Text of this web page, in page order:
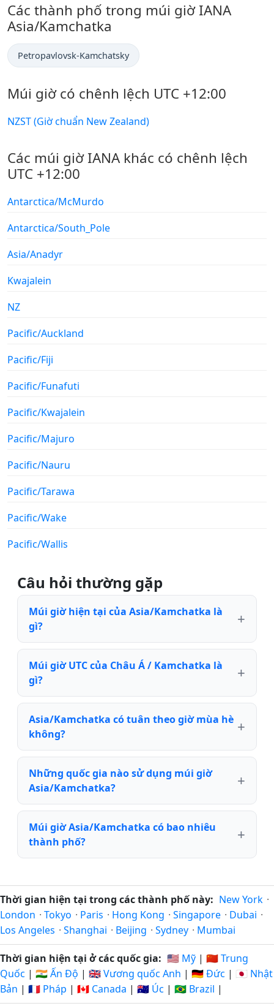
Các thành phố trong múi giờ IANA
Asia/Kamchatka
Petropavlovsk-Kamchatsky
Múi giờ có chênh lệch UTC +12:00
NZST (Giờ chuẩn New Zealand)
Các múi giờ IANA khác có chênh lệch
UTC +12:00
Antarctica/McMurdo
Antarctica/South_Pole
Asia/Anadyr
Kwajalein
NZ
Pacific/Auckland
Pacific/Fiji
Pacific/Funafuti
Pacific/Kwajalein
Pacific/Majuro
Pacific/Nauru
Pacific/Tarawa
Pacific/Wake
Pacific/Wallis
Câu hỏi thường gặp
Múi giờ hiện tại của Asia/Kamchatka là
gì?
Múi giờ UTC của Châu Á / Kamchatka là
gì?
Asia/Kamchatka có tuân theo giờ mùa hè
không?
Những quốc gia nào sử dụng múi giờ
Asia/Kamchatka?
Múi giờ Asia/Kamchatka có bao nhiêu
thành phố?
Thời gian hiện tại trong các thành phố này: New York ·
London · Tokyo · Paris · Hong Kong · Singapore · Dubai ·
Los Angeles · Shanghai · Beijing · Sydney · Mumbai
Thời gian hiện tại ở các quốc gia: 🇺🇸 Mỹ | 🇨🇳 Trung
Quốc | 🇮🇳 Ấn Độ | 🇬🇧 Vương quốc Anh | 🇩🇪 Đức | 🇯🇵 Nhật
Bản | 🇫🇷 Pháp | 🇨🇦 Canada | 🇦🇺 Úc | 🇧🇷 Brazil |